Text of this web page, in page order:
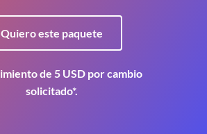
Quiero este paquete
solicitado*.